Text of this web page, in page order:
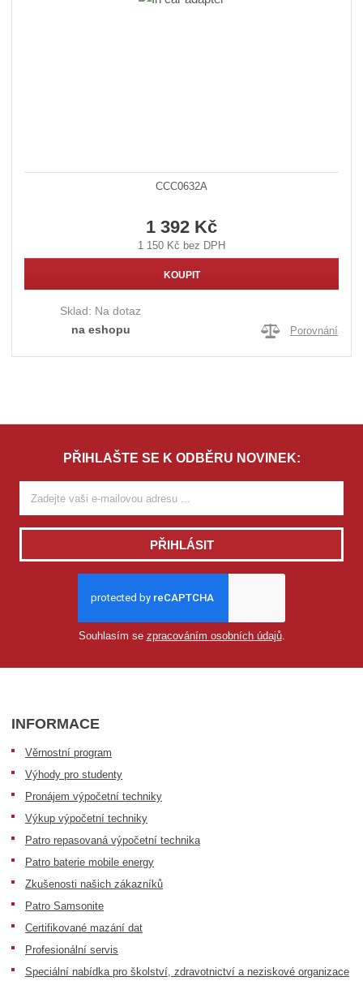
CCC0632A
1 392 Kč
1 150 Kč bez DPH
KOUPIT
Sklad: Na dotaz
na eshopu
Porovnání
PŘIHLAŠTE SE K ODBĚRU NOVINEK:
PŘIHLÁSIT
Souhlasím se zpracováním osobních údajů.
INFORMACE
Věrnostní program
Výhody pro studenty
Pronájem výpočetní techniky
Výkup výpočetní techniky
Patro repasovaná výpočetní technika
Patro baterie mobile energy
Zkušenosti našich zákazníků
Patro Samsonite
Certifikované mazání dat
Profesionální servis
Speciální nabídka pro školství, zdravotnictví a neziskové organizace